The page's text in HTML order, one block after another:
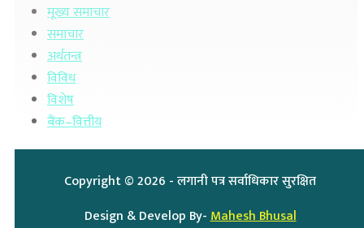
मूख्य समाचार
समाचार
अर्थतन्त्र
विविध
विशेष
बैंक–वित्तीय
Copyright ©2026 - लगानी पत्र सर्वाधिकार सुरक्षित
Design & Develop By-Mahesh Bhusal